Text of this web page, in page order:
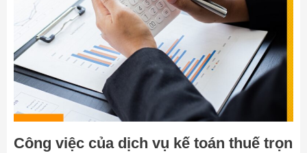
Công việc của dịch vụ kế toán thuế trọn